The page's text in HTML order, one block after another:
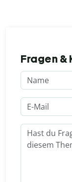
Fragen &